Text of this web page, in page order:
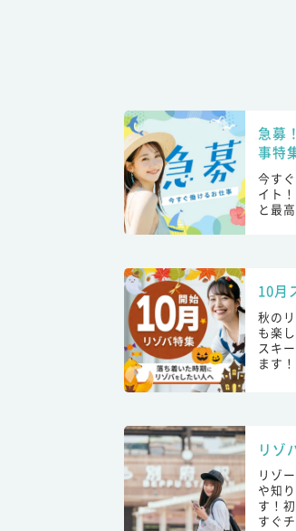
急募
事特
今す
イト
と最
10月
秋の
も楽
スキ
ます！
リゾ
リゾ
や知
す！
すぐ